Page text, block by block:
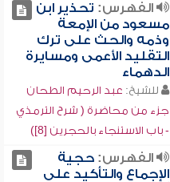
الفهرس: تحذير ابن
مسعود من الإمعة
وذمه والحث على ترك
التقليد الأعمى ومسايرة
الدهماء
للشيخ: عبد الرحيم الطحان
جزء من محاضرة ( شرح الترمذي
- باب الاستنجاء بالحجرين [8])
الفهرس:حجية
الإجماع والتأكيد على